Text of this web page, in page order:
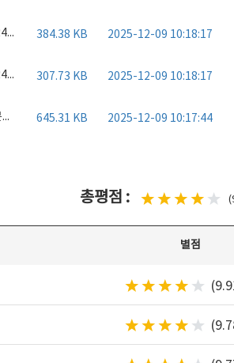
2024 중소기업(Main-Biz) 확인서.pdf 2025-12-09 10:18:17
384.38 KB
20241022-20271021 벤처기업확인서.pdf 2025-12-09 10:18:17
307.73 KB
전문무역상사 지정서 250701-280630.pdf 2025-12-09 10:17:44
645.31 KB
총평점 :
별점